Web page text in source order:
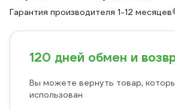
Гарантия производителя 1-12 месяцев
120 дней обмен и
Вы можете вернуть товар,
использован